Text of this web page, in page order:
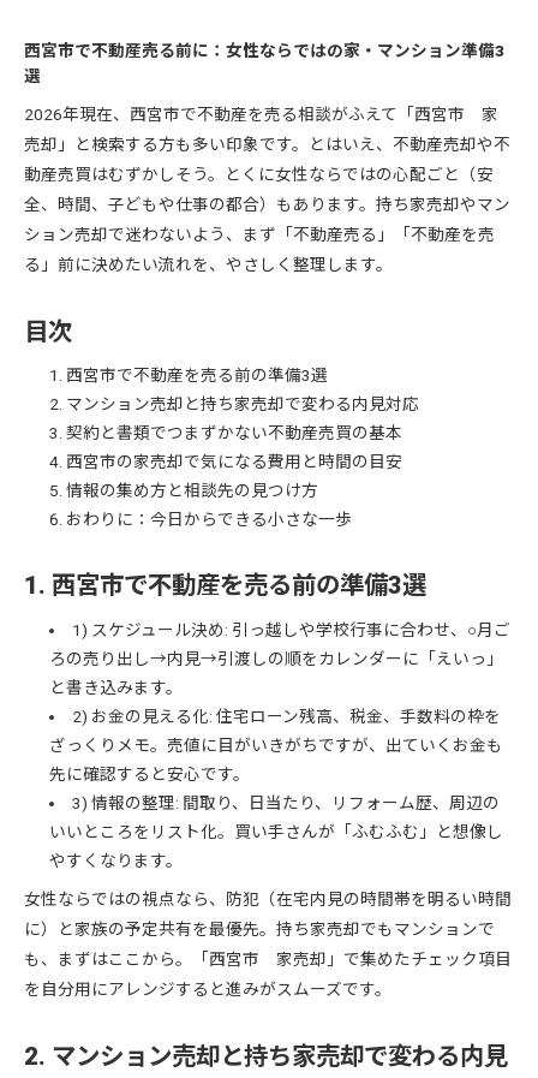
西宮市で不動産売る前に：女性ならではの家・マンション準備3
選
2026年現在、西宮市で不動産を売る相談がふえて「西宮市 家
売却」と検索する方も多い印象です。とはいえ、不動産売却や不
動産売買はむずかしそう。とくに女性ならではの心配ごと（安
全、時間、子どもや仕事の都合）もあります。持ち家売却やマン
ション売却で迷わないよう、まず「不動産売る」「不動産を売
る」前に決めたい流れを、やさしく整理します。
目次
西宮市で不動産を売る前の準備3選
マンション売却と持ち家売却で変わる内見対応
契約と書類でつまずかない不動産売買の基本
西宮市の家売却で気になる費用と時間の目安
情報の集め方と相談先の見つけ方
おわりに：今日からできる小さな一歩
1. 西宮市で不動産を売る前の準備3選
1) スケジュール決め: 引っ越しや学校行事に合わせ、○月ご
ろの売り出し→内見→引渡しの順をカレンダーに「えいっ」
と書き込みます。
2) お金の見える化: 住宅ローン残高、税金、手数料の枠を
ざっくりメモ。売値に目がいきがちですが、出ていくお金も
先に確認すると安心です。
3) 情報の整理: 間取り、日当たり、リフォーム歴、周辺の
いいところをリスト化。買い手さんが「ふむふむ」と想像し
やすくなります。
女性ならではの視点なら、防犯（在宅内見の時間帯を明るい時間
に）と家族の予定共有を最優先。持ち家売却でもマンションで
も、まずはここから。「西宮市 家売却」で集めたチェック項目
を自分用にアレンジすると進みがスムーズです。
2. マンション売却と持ち家売却で変わる内見